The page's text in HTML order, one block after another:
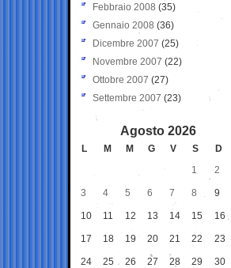
Febbraio 2008 (35)
Gennaio 2008 (36)
Dicembre 2007 (25)
Novembre 2007 (22)
Ottobre 2007 (27)
Settembre 2007 (23)
Agosto 2026
L M M G V S
D
1
2
3 4 5 6 7 8 9
10 11 12 13 14 15 16
17 18 19 20 21 22 23
24 25 26 27 28 29 30